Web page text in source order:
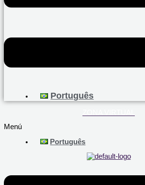
Português
Menú
Português